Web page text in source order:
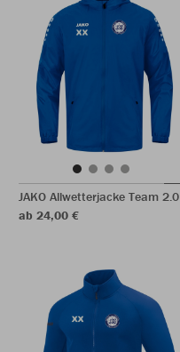
JAKO Allwetterjacke Team 2.0
ab 24,00 €